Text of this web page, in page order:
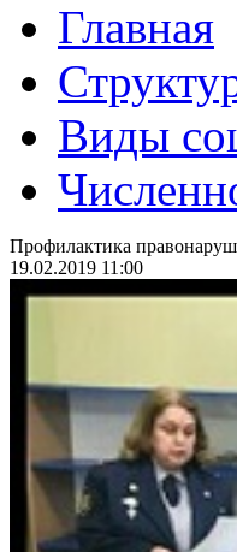
Главная
Виды
Профилактика
19.02.2019 11:00